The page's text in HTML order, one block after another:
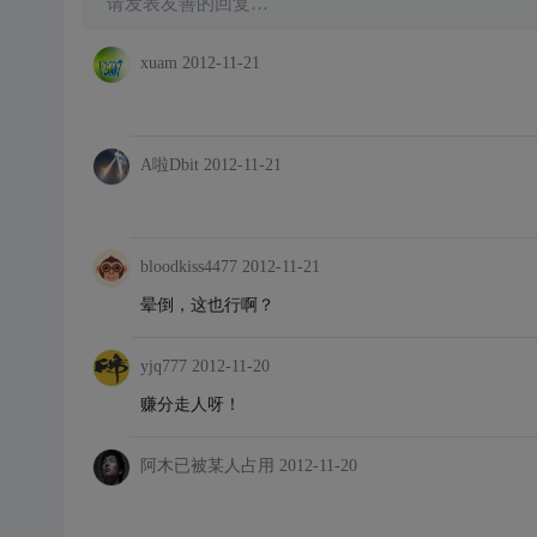
xuam 2012-11-21
A啦Dbit 2012-11-21
bloodkiss4477 2012-11-21
晕倒，这也行啊？
yjq777 2012-11-20
赚分走人呀！
阿木已被某人占用 2012-11-20